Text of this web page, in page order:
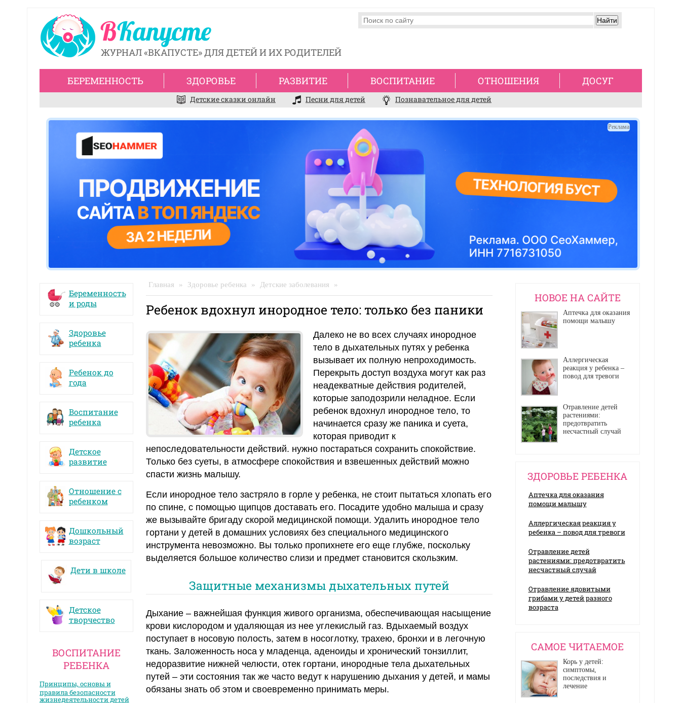
ЖУРНАЛ «ВКАПУСТЕ» ДЛЯ ДЕТЕЙ И ИХ РОДИТЕЛЕЙ
Реклама
Беременность
и роды
Здоровье
ребенка
Ребенок до
года
Воспитание
ребенка
Детское
развитие
Отношение с
ребенком
Дошкольный
возраст
Дети в школе
Детское
творчество
ВОСПИТАНИЕ
РЕБЕНКА
Принципы, основы и
правила безопасности
жизнедеятельности детей
Главная » Здоровье ребенка » Детские заболевания »
Ребенок вдохнул инородное тело: только без паники
Далеко не во всех случаях инородное
тело в дыхательных путях у ребенка
вызывает их полную непроходимость.
Перекрыть доступ воздуха могут как раз
неадекватные действия родителей,
которые заподозрили неладное. Если
ребенок вдохнул инородное тело, то
начинается сразу же паника и суета,
которая приводит к
непоследовательности действий. нужно постараться сохранить спокойствие.
Только без суеты, в атмосфере спокойствия и взвешенных действий можно
спасти жизнь малышу.
Если инородное тело застряло в горле у ребенка, не стоит пытаться хлопать его
по спине, с помощью щипцов доставать его. Посадите удобно малыша и сразу
же вызывайте бригаду скорой медицинской помощи. Удалить инородное тело
гортани у детей в домашних условиях без специального медицинского
инструмента невозможно. Вы только пропихнете его еще глубже, поскольку
выделяется большое количество слизи и предмет становится скользким.
Защитные механизмы дыхательных путей
Дыхание – важнейшая функция живого организма, обеспечивающая насыщение
крови кислородом и удаляющая из нее углекислый газ. Вдыхаемый воздух
поступает в носовую полость, затем в носоглотку, трахею, бронхи и в легочную
ткань. Заложенность носа у младенца, аденоиды и хронический тонзиллит,
недоразвитие нижней челюсти, отек гортани, инородные тела дыхательных
путей – эти состояния так же часто ведут к нарушению дыхания у детей, и мамы
обязаны знать об этом и своевременно принимать меры.
НОВОЕ НА САЙТЕ
Аптечка для оказания
помощи малышу
Аллергическая
реакция у ребенка –
повод для тревоги
Отравление детей
растениями:
предотвратить
несчастный случай
ЗДОРОВЬЕ РЕБЕНКА
Аптечка для оказания
помощи малышу
Аллергическая реакция у
ребенка – повод для тревоги
Отравление детей
растениями: предотвратить
несчастный случай
Отравление ядовитыми
грибами у детей разного
возраста
CАМОЕ ЧИТАЕМОЕ
Корь у детей:
симптомы,
последствия и
лечение
БЕРЕМЕННОСТЬ ЗДОРОВЬЕ РАЗВИТИЕ ВОСПИТАНИЕ ОТНОШЕНИЯ ДОСУГ
Детские сказки онлайн Песни для детей Познавательное для детей